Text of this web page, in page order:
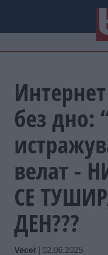
без дно:
велат -
СЕ
ДЕН???
Vecer 02.06.2025